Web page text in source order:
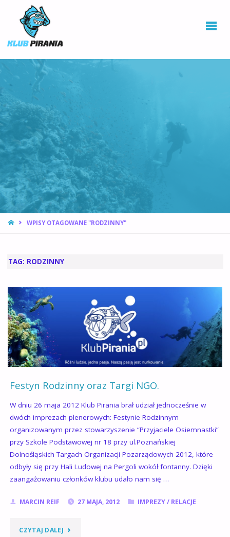
HOKEJ
STRONA
WPISY OTAGOWANE "RODZINNY"
TAG: RODZINNY
Festyn Rodzinny oraz Targi NGO.
W dniu 26 maja 2012 Klub Pirania brał udział jednocześnie w
dwóch imprezach plenerowych: Festynie Rodzinnym
organizowanym przez stowarzyszenie “Przyjaciele Osiemnastki”
przy Szkole Podstawowej nr 18 przy ul.Poznańskiej
Dolnośląskich Targach Organizacji Pozarządowych 2012, które
odbyły się przy Hali Ludowej na Pergoli wokół fontanny. Dzięki
zaangażowaniu członków klubu udało nam się …
MARCIN REIF 27 MAJA, 2012 IMPREZY/ RELACJE
CZYTAJ DALEJ"FESTYN